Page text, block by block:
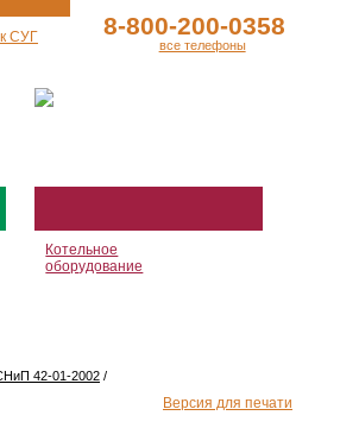
СУГ 8-800-200-0358
все телефоны
Котельное
оборудование
42-01-2002 /
Версия для печати